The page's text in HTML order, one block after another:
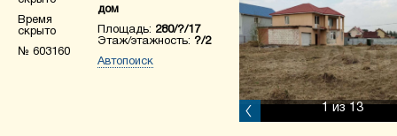
Время
скрыто
№ 603160
дом
Площадь: 280/?/17
Этаж/этажность: ?/2
Автопоиск
1из 13